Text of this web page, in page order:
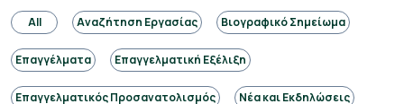
All Αναζήτηση Εργασίας Βιογραφικό Σημείωμα
Επαγγέλματα Επαγγελματική Εξέλιξη
Επαγγελματικός Προσανατολισμός Νέα και Εκδηλώσεις
Ελληνικά